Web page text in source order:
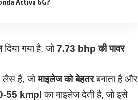
Activa 6G?
दिया गया है, जो7.73 bhp की पावर
लैस है, जोमाइलेज को बेहतरबनाता है और
55 kmpl का माइलेज देती है, जो इसे